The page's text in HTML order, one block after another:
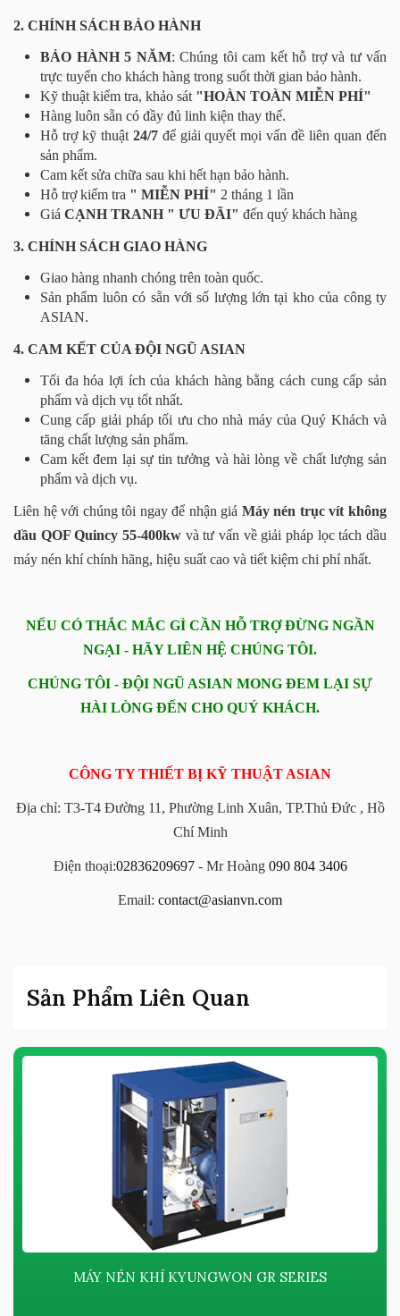
2. CHÍNH SÁCH BẢO HÀNH
BẢO HÀNH 5 NĂM: Chúng tôi cam kết hỗ trợ và tư vấn
trực tuyến cho khách hàng trong suốt thời gian bảo hành.
Kỹ thuật kiểm tra, khảo sát "HOÀN TOÀN MIỄN PHÍ"
Hàng luôn sẵn có đầy đủ linh kiện thay thế.
Hỗ trợ kỹ thuật 24/7 để giải quyết mọi vấn đề liên quan đến
sản phẩm.
Cam kết sửa chữa sau khi hết hạn bảo hành.
Hỗ trợ kiểm tra " MIỄN PHÍ" 2 tháng 1 lần
Giá CẠNH TRANH " ƯU ĐÃI" đến quý khách hàng
3. CHÍNH SÁCH GIAO HÀNG
Giao hàng nhanh chóng trên toàn quốc.
Sản phẩm luôn có sẵn với số lượng lớn tại kho của công ty
ASIAN.
4. CAM KẾT CỦA ĐỘI NGŨ ASIAN
Tối đa hóa lợi ích của khách hàng bằng cách cung cấp sản
phẩm và dịch vụ tốt nhất.
Cung cấp giải pháp tối ưu cho nhà máy của Quý Khách và
tăng chất lượng sản phẩm.
Cam kết đem lại sự tin tưởng và hài lòng về chất lượng sản
phẩm và dịch vụ.
Liên hệ với chúng tôi ngay để nhận giá Máy nén trục vít không
dầu QOF Quincy 55-400kw và tư vấn về giải pháp lọc tách dầu
máy nén khí chính hãng, hiệu suất cao và tiết kiệm chi phí nhất.
NẾU CÓ THẮC MẮC GÌ CẦN HỖ TRỢ ĐỪNG NGẦN
NGẠI - HÃY LIÊN HỆ CHÚNG TÔI.
CHÚNG TÔI - ĐỘI NGŨ ASIAN MONG ĐEM LẠI SỰ
HÀI LÒNG ĐẾN CHO QUÝ KHÁCH.
CÔNG TY THIẾT BỊ KỸ THUẬT ASIAN
Địa chỉ: T3-T4 Đường 11, Phường Linh Xuân, TP.Thủ Đức , Hồ
Chí Minh
Điện thoại:02836209697- Mr Hoàng 090 804 3406
Email: contact@asianvn.com
Sản Phẩm Liên Quan
MÁY NÉN KHÍ KYUNGWON GR SERIES